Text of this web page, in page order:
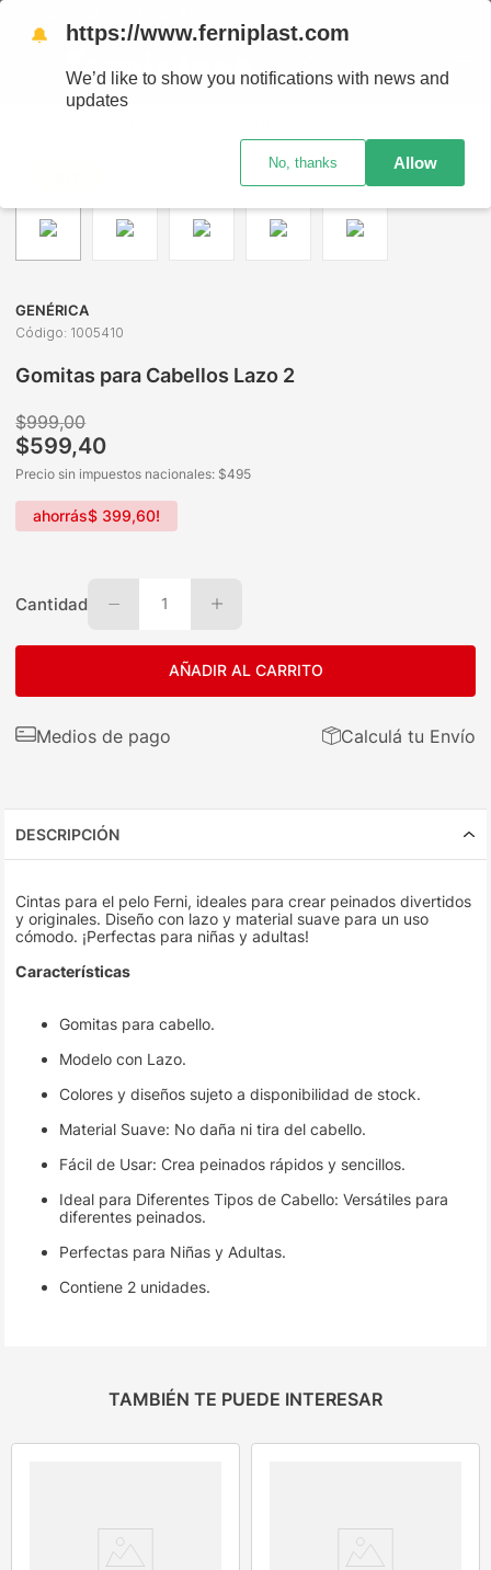
GENÉRICA
Código: 1005410
Gomitas para Cabellos Lazo 2
$999,00
$599,40
Precio sin impuestos nacionales: $495
ahorrás$ 399,60!
Cantidad 1
AÑADIR AL CARRITO
Medios de pago Calculá tu Envío
DESCRIPCIÓN
Cintas para el pelo Ferni, ideales para crear peinados divertidos
y originales. Diseño con lazo y material suave para un uso
cómodo. ¡Perfectas para niñas y adultas!
Características
Gomitas para cabello.
Modelo con Lazo.
Colores y diseños sujeto a disponibilidad de stock.
Material Suave: No daña ni tira del cabello.
Fácil de Usar: Crea peinados rápidos y sencillos.
Ideal para Diferentes Tipos de Cabello: Versátiles para
diferentes peinados.
Perfectas para Niñas y Adultas.
Contiene 2 unidades.
TAMBIÉN TE PUEDE INTERESAR
🔔 https://www.ferniplast.com
We’d like to show you notifications with news and
updates
No, thanks Allow